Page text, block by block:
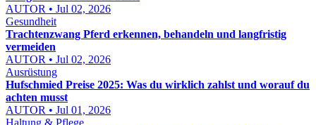
AUTOR • Jul 02, 2026
Gesundheit
Trachtenzwang Pferd erkennen, behandeln und langfristig
vermeiden
AUTOR • Jul 02, 2026
Ausrüstung
Hufschmied Preise 2025: Was du wirklich zahlst und worauf du
achten musst
AUTOR • Jul 01, 2026
Haltung & Pflege